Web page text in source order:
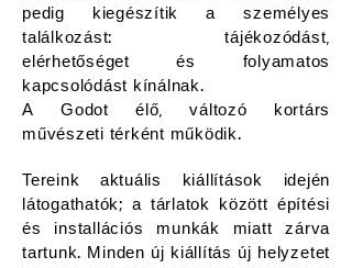
pedig kiegészítik a személyes
találkozást: tájékozódást,
elérhetőséget és folyamatos
kapcsolódást kínálnak.
A Godot élő, változó kortárs
művészeti térként működik.
Tereink aktuális kiállítások idején
látogathatók; a tárlatok között építési
és installációs munkák miatt zárva
tartunk. Minden új kiállítás új helyzetet